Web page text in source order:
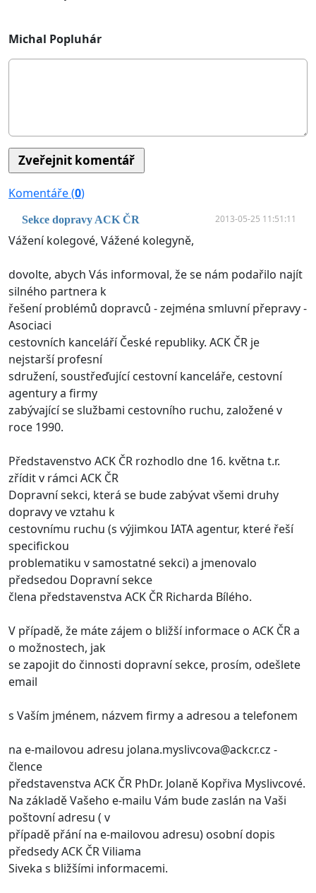
Michal Popluhár
Komentáře (0)
Sekce dopravy ACK ČR 2013-05-25 11:51:11
Vážení kolegové, Vážené kolegyně,
dovolte, abych Vás informoval, že se nám podařilo najít
silného partnera k
řešení problémů dopravců - zejména smluvní přepravy -
Asociaci
cestovních kanceláří České republiky. ACK ČR je
nejstarší profesní
sdružení, soustřeďující cestovní kanceláře, cestovní
agentury a firmy
zabývající se službami cestovního ruchu, založené v
roce 1990.
Představenstvo ACK ČR rozhodlo dne 16. května t.r.
zřídit v rámci ACK ČR
Dopravní sekci, která se bude zabývat všemi druhy
dopravy ve vztahu k
cestovnímu ruchu (s výjimkou IATA agentur, které řeší
specifickou
problematiku v samostatné sekci) a jmenovalo
předsedou Dopravní sekce
člena představenstva ACK ČR Richarda Bílého.
V případě, že máte zájem o bližší informace o ACK ČR a
o možnostech, jak
se zapojit do činnosti dopravní sekce, prosím, odešlete
email
s Vaším jménem, názvem firmy a adresou a telefonem
na e-mailovou adresu jolana.myslivcova@ackcr.cz -
člence
představenstva ACK ČR PhDr. Jolaně Kopřiva Myslivcové.
Na základě Vašeho e-mailu Vám bude zaslán na Vaši
poštovní adresu ( v
případě přání na e-mailovou adresu) osobní dopis
předsedy ACK ČR Viliama
Siveka s bližšími informacemi.